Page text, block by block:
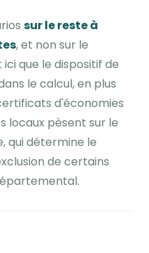
sur le reste à
, et non sur le
que le dispositif de
le calcul, en plus
d'économies
locaux pèsent sur le
qui détermine le
de certains